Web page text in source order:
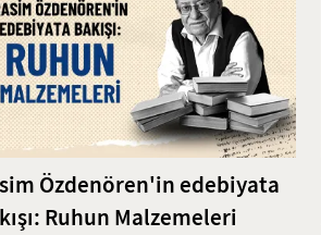
Özdenören'in edebiyata
Ruhun Malzemeleri